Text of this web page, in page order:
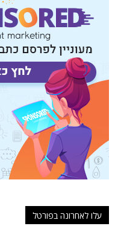
עלו לאחרונה בפורטל